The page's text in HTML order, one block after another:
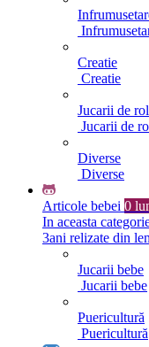
Creatie
Creatie
Jucarii de rol
Jucarii de
Diverse
Diverse
Articole bebei 0
In aceasta
3ani relizate din
Jucarii bebe
Jucarii bebe
Puericultură
Puericultură